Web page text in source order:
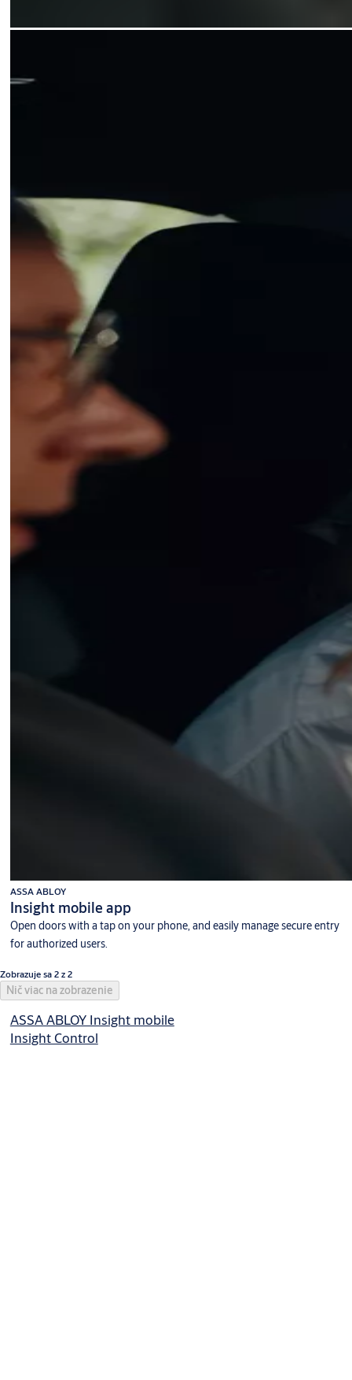
ASSA ABLOY
Insight mobile app
Open doors with a tap on your phone, and easily manage secure entry
for authorized users.
Zobrazuje sa 2 z 2
Nič viac na zobrazenie
ASSA ABLOY Insight mobile
Insight Control